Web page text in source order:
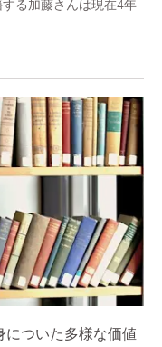
る加藤さんは現在4年
ついた多様な価値